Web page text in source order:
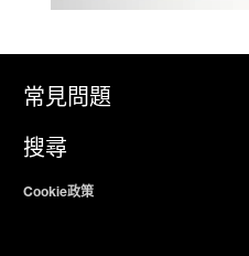
常見問題
搜尋
Cookie政策